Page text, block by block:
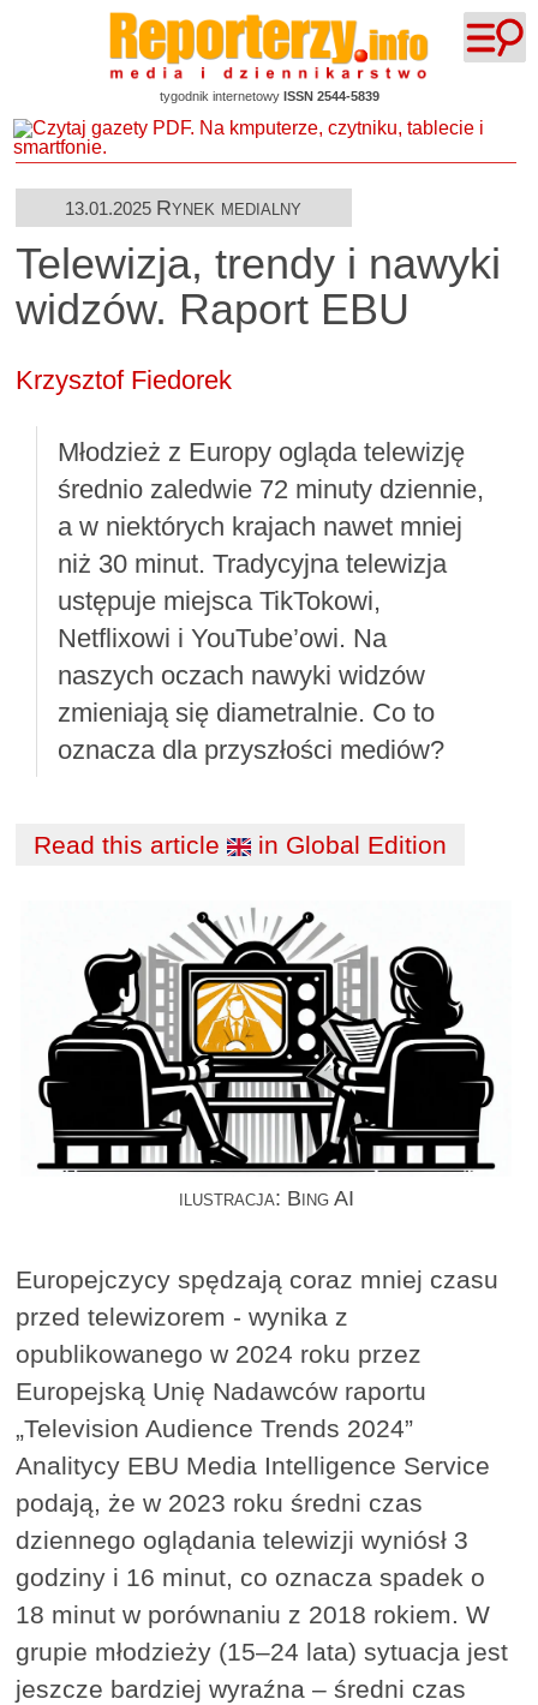
tygodnik internetowy ISSN 2544-5839
13.01.2025 Rynek medialny
Telewizja, trendy i nawyki
widzów. Raport EBU
Krzysztof Fiedorek
Młodzież z Europy ogląda telewizję
średnio zaledwie 72 minuty dziennie,
a w niektórych krajach nawet mniej
niż 30 minut. Tradycyjna telewizja
ustępuje miejsca TikTokowi,
Netflixowi i YouTube’owi. Na
naszych oczach nawyki widzów
zmieniają się diametralnie. Co to
oznacza dla przyszłości mediów?
Read this article in Global Edition
ilustracja: Bing AI
Europejczycy spędzają coraz mniej czasu
przed telewizorem - wynika z
opublikowanego w 2024 roku przez
Europejską Unię Nadawców raportu
„Television Audience Trends 2024”
Analitycy EBU Media Intelligence Service
podają, że w 2023 roku średni czas
dziennego oglądania telewizji wyniósł 3
godziny i 16 minut, co oznacza spadek o
18 minut w porównaniu z 2018 rokiem. W
grupie młodzieży (15–24 lata) sytuacja jest
jeszcze bardziej wyraźna – średni czas